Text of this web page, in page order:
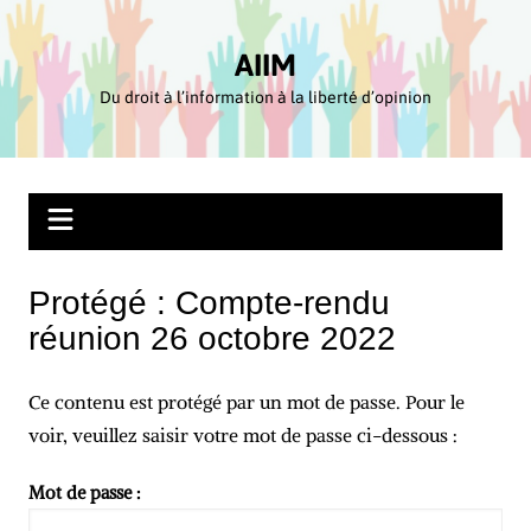
Aller
au
contenu
AIIM
Du droit à l’information à la liberté d’opinion
Protégé : Compte-rendu
réunion 26 octobre 2022
Ce contenu est protégé par un mot de passe. Pour le
voir, veuillez saisir votre mot de passe ci-dessous :
Mot de passe :